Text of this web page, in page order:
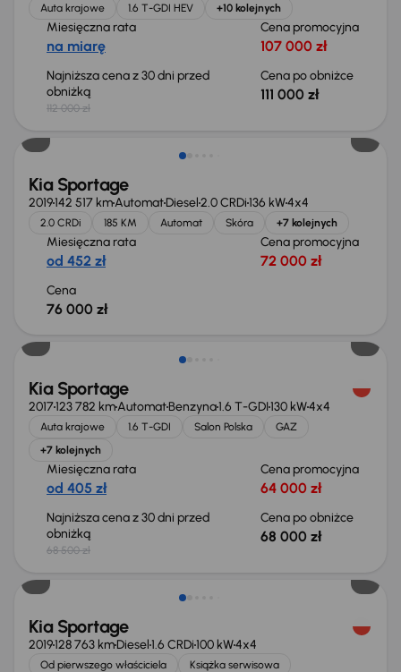
Auta krajowe 1.6 T-GDI HEV +10 kolejnych
Miesięczna rata
na miarę
Cena promocyjna
107 000 zł
Najniższa cena z 30 dni przed
obniżką
112 000 zł
Cena po obniżce
111 000 zł
Świeżo skupione
Kia Sportage
2019142 517 kmAutomatDiesel2.0 CRDi136 kW4x4
2.0 CRDi 185 KM Automat Skóra +7 kolejnych
Miesięczna rata
od 452 zł
Cena promocyjna
72 000 zł
Cena
76 000 zł
Świeżo skupione
Kia Sportage
2017123 782 kmAutomatBenzyna1.6 T-GDI130 kW4x4
Auta krajowe 1.6 T-GDI Salon Polska
GAZ
+7 kolejnych
Miesięczna rata
od 405 zł
Cena promocyjna
64 000 zł
Najniższa cena z 30 dni przed
obniżką
68 500 zł
Cena po obniżce
68 000 zł
Świeżo skupione
Kia Sportage
2019128 763 kmDiesel1.6 CRDi100 kW4x4
Od pierwszego właściciela
Książka serwisowa